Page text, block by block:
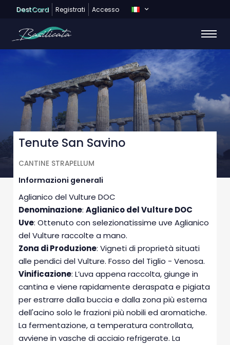
DestCard Registrati Accesso
Tenute San Savino
CANTINE STRAPELLUM
Informazioni generali
Aglianico del Vulture DOC
Denominazione:Aglianico del Vulture DOC
Uve: Ottenuto con selezionatissime uve Aglianico
del Vulture raccolte a mano.
Zona di Produzione: Vigneti di proprietà situati
alle pendici del Vulture. Fosso del Tiglio - Venosa.
Vinificazione: L’uva appena raccolta, giunge in
cantina e viene rapidamente deraspata e pigiata
per estrarre dalla buccia e dalla zona più esterna
dell'acino solo le frazioni più nobili ed aromatiche.
La fermentazione, a temperatura controllata,
avviene in vasche di acciaio refrigerate. La